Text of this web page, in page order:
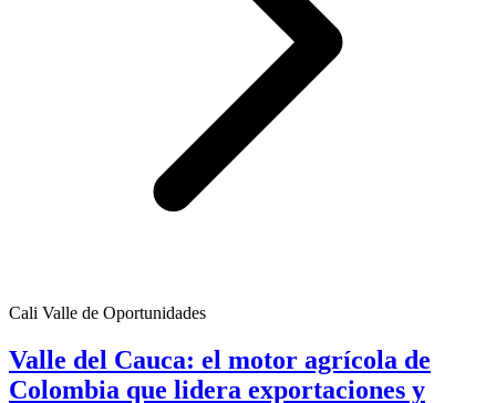
Cali Valle de Oportunidades
Valle del Cauca: el motor agrícola de
Colombia que lidera exportaciones y